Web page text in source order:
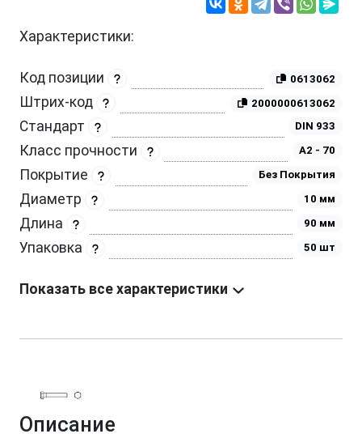
Характеристики:
Код позиции 0613062
Штрих-код 2000000613062
Стандарт DIN 933
Класс прочности A2 - 70
Покрытие Без Покрытия
Диаметр 10 мм
Длина 90 мм
Упаковка 50 шт
Показать все характеристики
Описание